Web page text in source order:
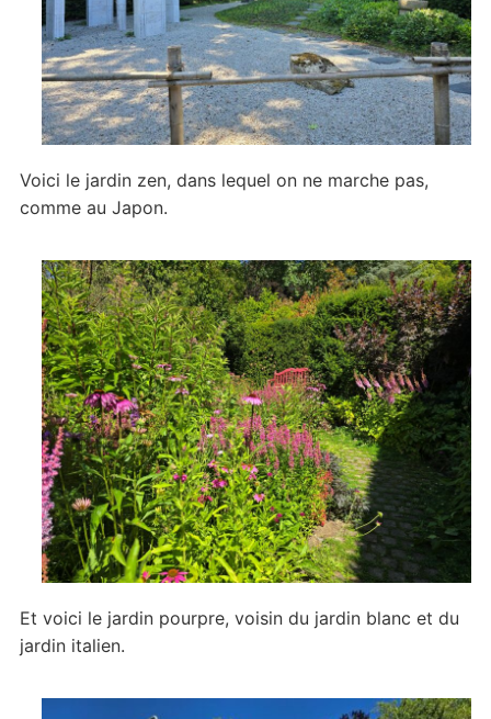
Voici le jardin zen, dans lequel on ne marche pas,
comme au Japon.
Et voici le jardin pourpre, voisin du jardin blanc et du
jardin italien.